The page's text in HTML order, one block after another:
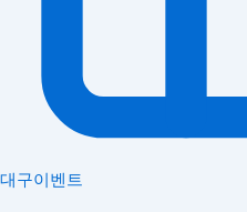
대구이벤트